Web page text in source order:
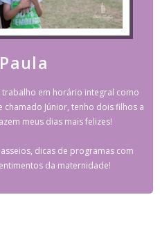
trabalho em horário integral como
Júnior, tenho dois filhos a
meus dias mais felizes!
dicas de programas com
da maternidade!